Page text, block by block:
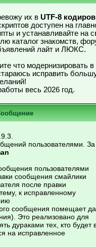
их в UTF-8
доступен на
и устанавливайте на
каталог знакомств,
лайт и ЛЮКС.
что модернизировать в
исправить
весь 2026 год.
пользователями. За
пользователями
сообщения смайлики
после правки
к исправленному
сообщения помещает
Это реализовано для
дураками тех, кто будет
на исправленное